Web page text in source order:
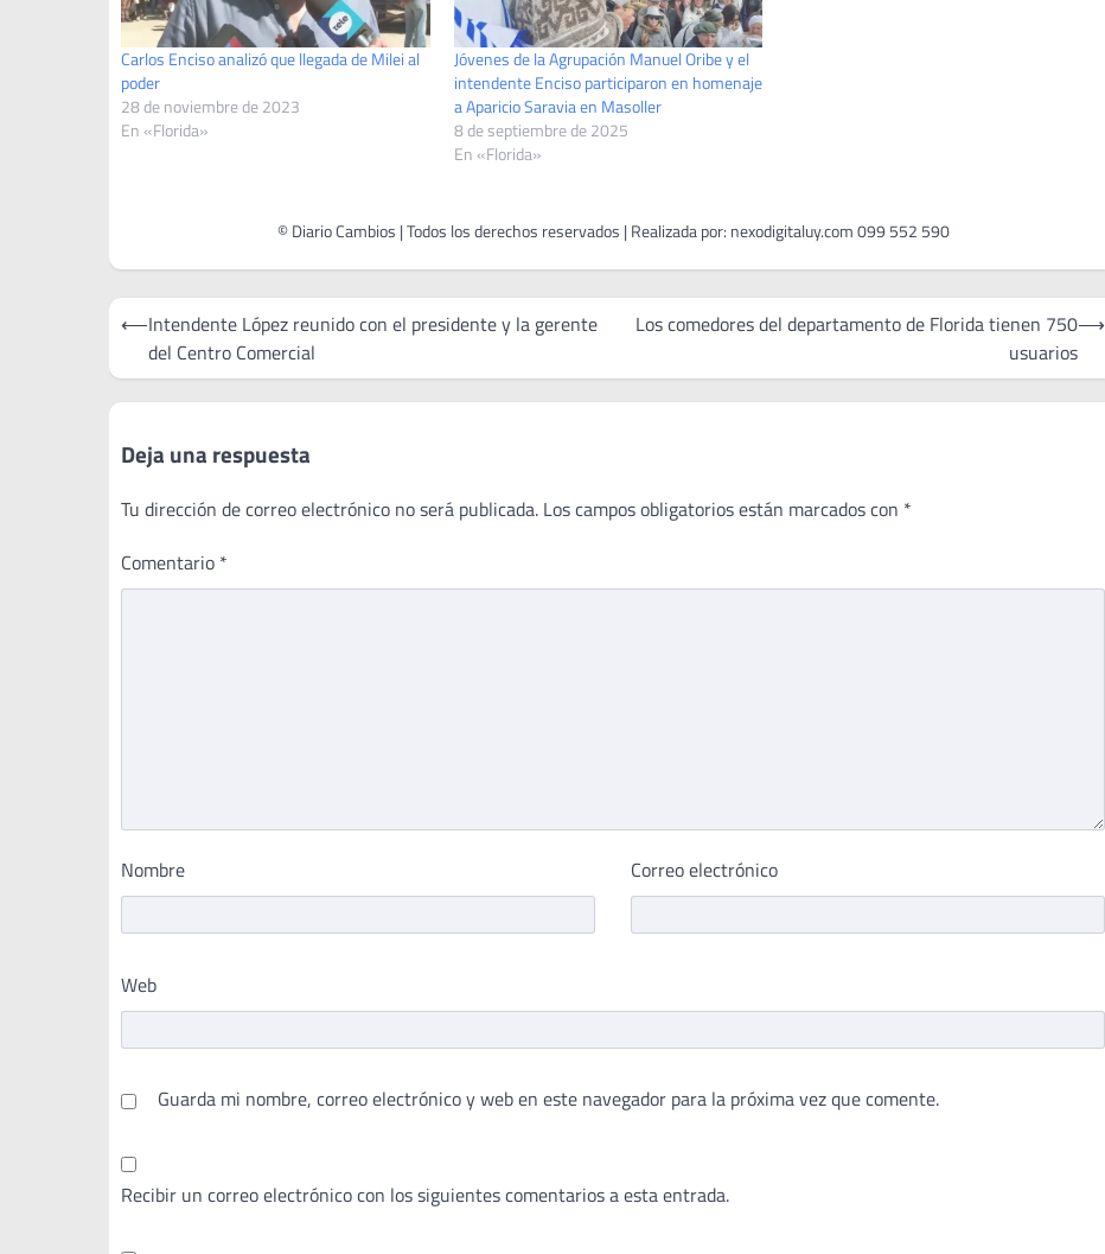
Carlos Enciso analizó que llegada de Milei al
poder
28 de noviembre de 2023
En «Florida»
Jóvenes de la Agrupación Manuel Oribe y el
intendente Enciso participaron en homenaje
a Aparicio Saravia en Masoller
8 de septiembre de 2025
En «Florida»
Navegación
entradas
⟵Intendente López reunido con el presidente y la gerente
del Centro Comercial
Los comedores del departamento de Florida tienen 750
usuarios
⟶
Deja una respuesta
Tu dirección de correo electrónico no será publicada. Los campos obligatorios están marcados con *
Comentario *
Nombre Correo electrónico
Web
Guarda mi nombre, correo electrónico y web en este navegador para la próxima vez que comente.
Recibir un correo electrónico con los siguientes comentarios a esta entrada.